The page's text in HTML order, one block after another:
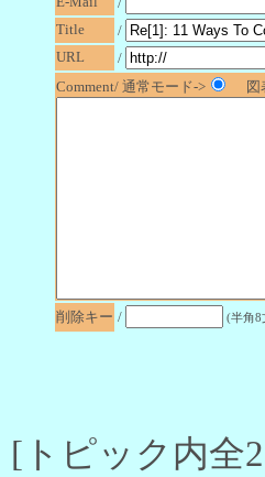
Title
/
URL
/
Comment/ 通常モード->
図
削除キー / (半角8
[トピック内全